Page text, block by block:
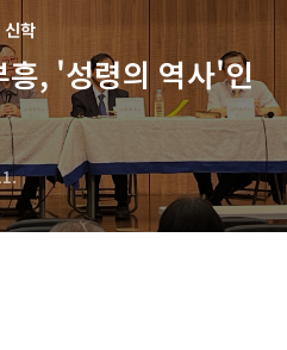
학
, '성령의 역사'인